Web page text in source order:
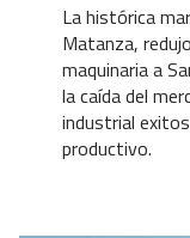
La histórica
Matanza,
maquinaria a
la caída del
industrial
productivo.